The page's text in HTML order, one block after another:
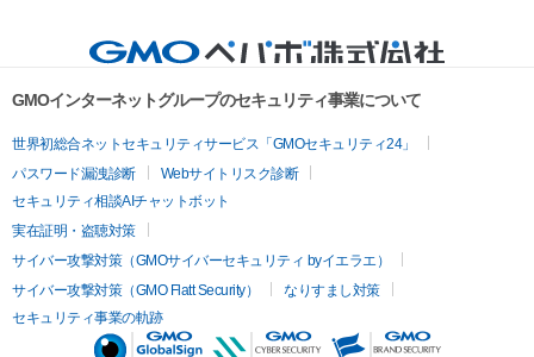
GMOインターネットグループのセキュリティ事業について
世界初総合ネットセキュリティサービス「GMOセキュリティ24」
パスワード漏洩診断
Webサイトリスク診断
セキュリティ相談AIチャットボット
実在証明・盗聴対策
サイバー攻撃対策（GMOサイバーセキュリティ byイエラエ）
サイバー攻撃対策（GMO Flatt Security）
なりすまし対策
セキュリティ事業の軌跡